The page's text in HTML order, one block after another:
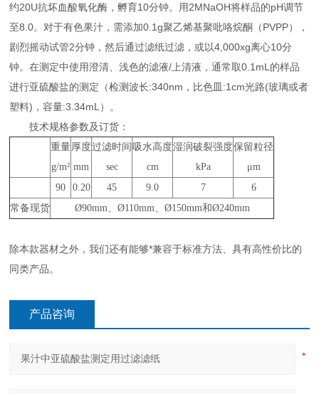
约20U抗坏血酸氧化酶，孵育10分钟。用2MNaOH将样品的pH调节
至8.0。对于有色果汁，需添加0.1g聚乙烯基聚吡咯烷酮（PVPP），
剧烈摇动试管2分钟，然后通过滤纸过滤，或以4,000xg离心10分
钟。在测定中使用澄清、浅色的滤液/上清液，通常取0.1mL的样品
进行亚硫酸盐的测定（检测波长:340nm，比色皿:1cm光路(玻璃或者
塑料)，容量:3.34mL）。
技术规格参数及订货：
重量
g/m²
厚度
mm
过滤时间
sec
吸水高度
cm
湿润破裂强度
kPa
保留粒径
μm
90
0.20 45 9.0 7
6
常备现货
Ø90mm、Ø110mm、Ø150mm和Ø240mm
除本款器材之外，我们还有能够*兼容于标准方法、具有高性价比的
同类产品。
产品咨询